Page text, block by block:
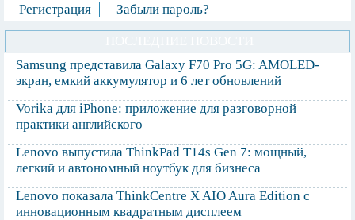
Регистрация Забыли пароль?
Samsung представила Galaxy F70 Pro 5G: AMOLED-
экран, емкий аккумулятор и 6 лет обновлений
Vorika для iPhone: приложение для разговорной
практики английского
Lenovo выпустила ThinkPad T14s Gen 7: мощный,
легкий и автономный ноутбук для бизнеса
Lenovo показала ThinkCentre X AIO Aura Edition с
инновационным квадратным дисплеем